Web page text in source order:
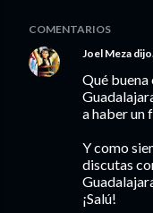
COMENTARIOS
Joel Meza
Qué buena
a haber un
Y como
discutas
¡Salú!